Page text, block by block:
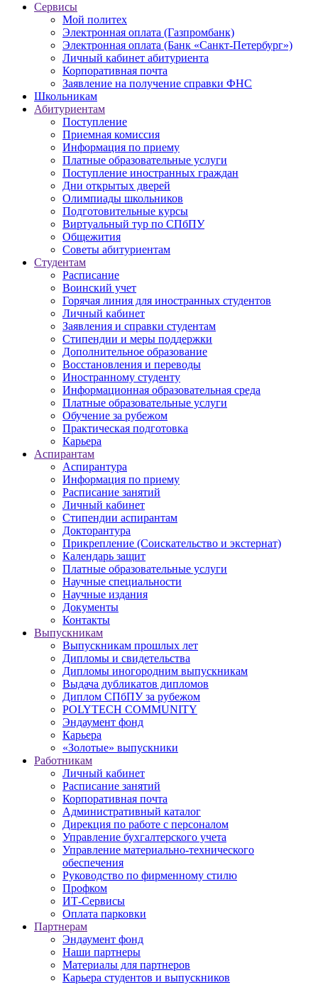
Сервисы
Мой политех
Электронная оплата (Газпромбанк)
Электронная оплата (Банк «Санкт-Петербург»)
Личный кабинет абитуриента
Корпоративная почта
Заявление на получение справки ФНС
Школьникам
Абитуриентам
Поступление
Приемная комиссия
Информация по приему
Платные образовательные услуги
Поступление иностранных граждан
Дни открытых дверей
Олимпиады школьников
Подготовительные курсы
Виртуальный тур по СПбПУ
Общежития
Советы абитуриентам
Студентам
Расписание
Воинский учет
Горячая линия для иностранных студентов
Личный кабинет
Заявления и справки студентам
Стипендии и меры поддержки
Дополнительное образование
Восстановления и переводы
Иностранному студенту
Информационная образовательная среда
Платные образовательные услуги
Обучение за рубежом
Практическая подготовка
Карьера
Аспирантам
Аспирантура
Информация по приему
Расписание занятий
Личный кабинет
Стипендии аспирантам
Докторантура
Прикрепление (Соискательство и экстернат)
Календарь защит
Платные образовательные услуги
Научные специальности
Научные издания
Документы
Контакты
Выпускникам
Выпускникам прошлых лет
Дипломы и свидетельства
Дипломы иногородним выпускникам
Выдача дубликатов дипломов
Диплом СПбПУ за рубежом
POLYTECH COMMUNITY
Эндаумент фонд
Карьера
«Золотые» выпускники
Работникам
Личный кабинет
Расписание занятий
Корпоративная почта
Административный каталог
Дирекция по работе с персоналом
Управление бухгалтерского учета
Управление материально-технического
обеспечения
Руководство по фирменному стилю
Профком
ИТ-Сервисы
Оплата парковки
Партнерам
Эндаумент фонд
Наши партнеры
Материалы для партнеров
Карьера студентов и выпускников